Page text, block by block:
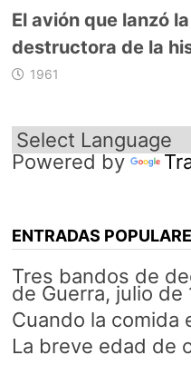
El avión que lanzó
destructora de la
1961
Powered by
ENTRADAS
Tres bandos de
de Guerra, julio de
Cuando la comida
La breve edad de